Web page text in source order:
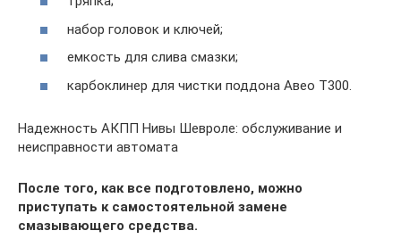
набор головок и ключей;
емкость для слива смазки;
карбоклинер для чистки поддона Авео Т300.
Надежность АКПП Нивы Шевроле: обслуживание и
неисправности автомата
После того, как все подготовлено, можно
приступать к самостоятельной замене
смазывающего средства.